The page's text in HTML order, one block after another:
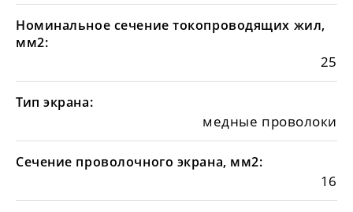
Номинальное сечение токопроводящих жил,
мм2:
25
Тип экрана:
медные проволоки
Сечение проволочного экрана, мм2:
16